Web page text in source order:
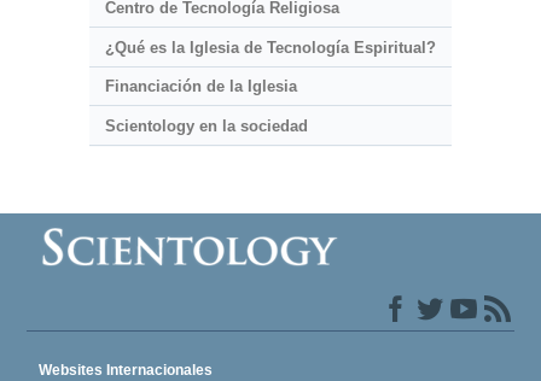
Centro de Tecnología Religiosa
¿Qué es la Iglesia de Tecnología Espiritual?
Financiación de la Iglesia
Scientology en la sociedad
Websites Internacionales